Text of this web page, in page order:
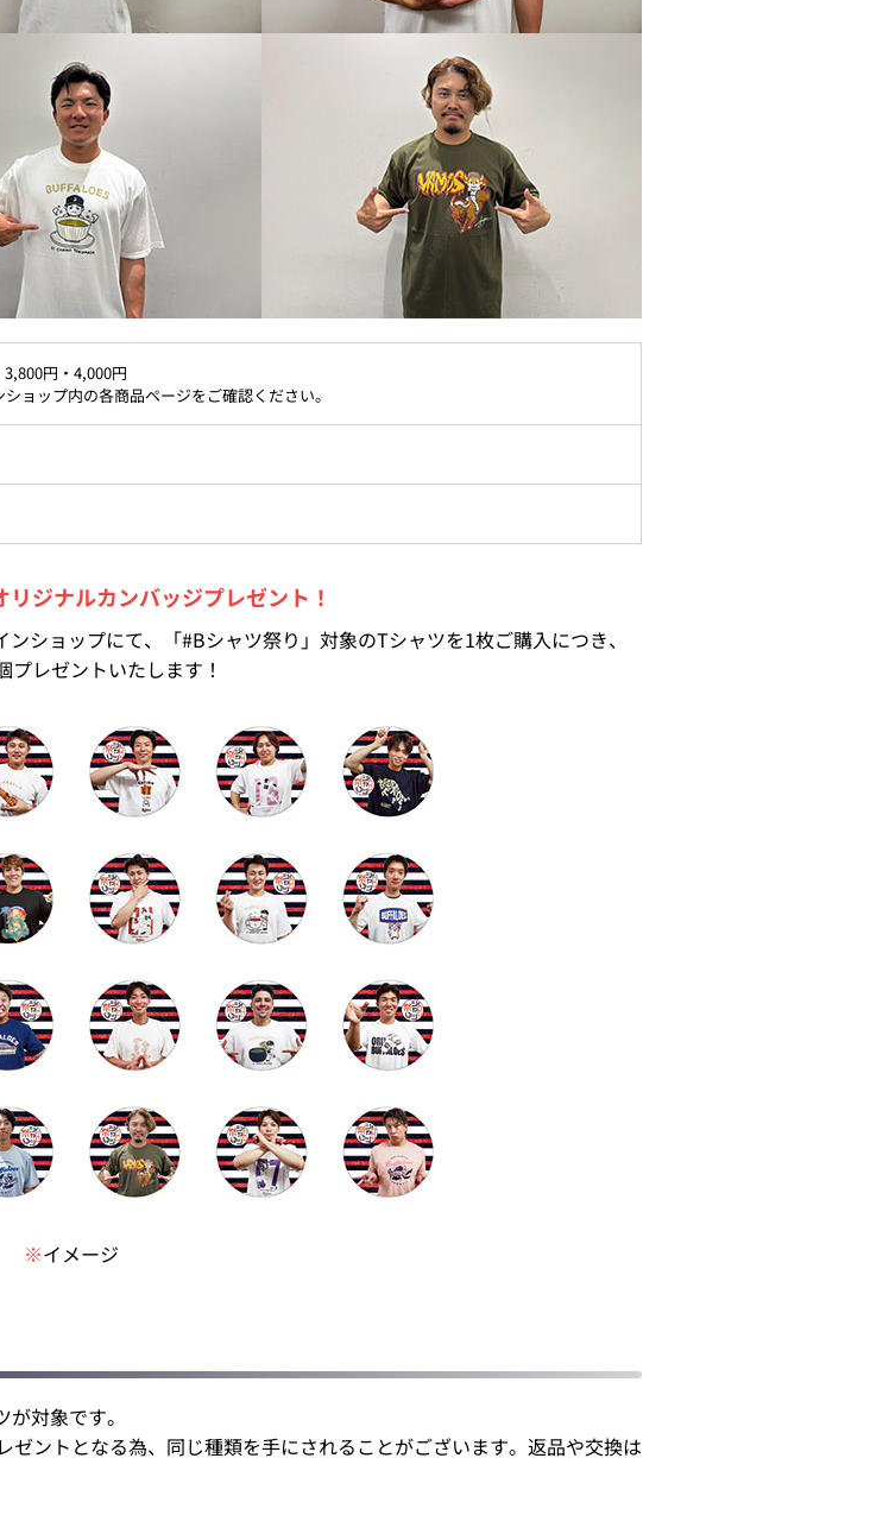
円・4,000円
ョップ内の各商品ページをご確認ください。
リジナルカンバッジプレゼント！
ショップにて、「#Bシャツ祭り」対象のTシャツを1枚ご購入につき、
プレゼントいたします！
※イメージ
対象です。
ントとなる為、同じ種類を手にされることがございます。返品や交換は